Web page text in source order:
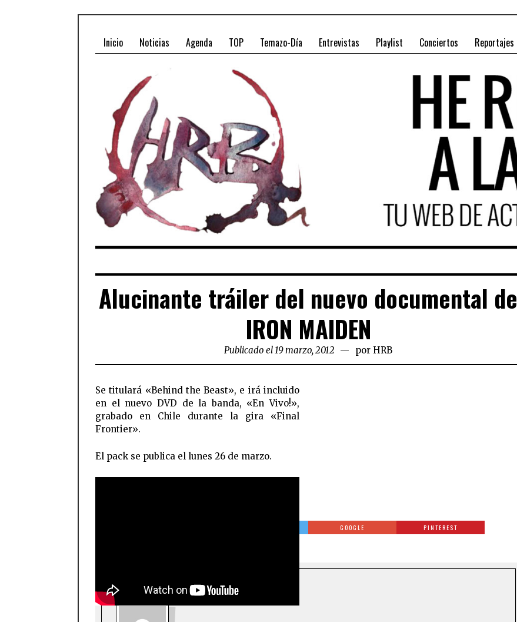
Inicio Noticias Agenda TOP Temazo-Día Entrevistas Playlist Conciertos Reportajes
Alucinante tráiler del nuevo documental de
IRON MAIDEN
Publicado el 19 marzo, 2012 porHRB
Se titulará «Behind the Beast», e irá incluido
en el nuevo DVD de la banda, «En Vivo!»,
grabado en Chile durante la gira «Final
Frontier».
El pack se publica el lunes 26 de marzo.
GOOGLE PINTEREST
HRB ULTIMOS POSTS